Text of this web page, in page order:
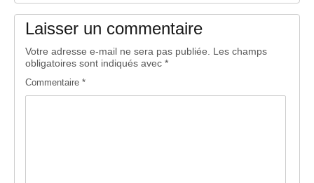
Laisser un commentaire
Votre adresse e-mail ne sera pas publiée.
Les champs
obligatoires sont indiqués avec *
Commentaire *